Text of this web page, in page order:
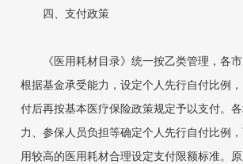
四、支付政策
《医用耗材目录》统一按乙类管理，各市
根据基金承受能力，设定个人先行自付比例
付后再按基本医疗保险政策规定予以支付。
力、参保人员负担等确定个人先行自付比例
用较高的医用耗材合理设定支付限额标准。